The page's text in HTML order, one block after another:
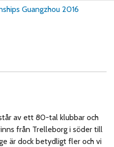
av ett 80-tal klubbar och
från Trelleborg i söder till
är dock betydligt fler och vi